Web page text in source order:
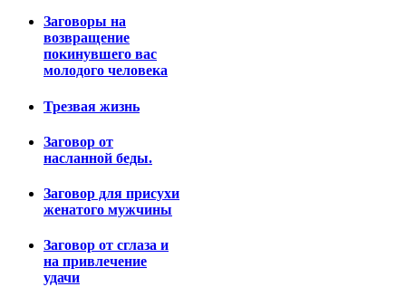
Заговоры на
возвращение
покинувшего вас
молодого человека
Трезвая жизнь
Заговор от
насланной беды.
Заговор для присухи
женатого мужчины
Заговор от сглаза и
на привлечение
удачи